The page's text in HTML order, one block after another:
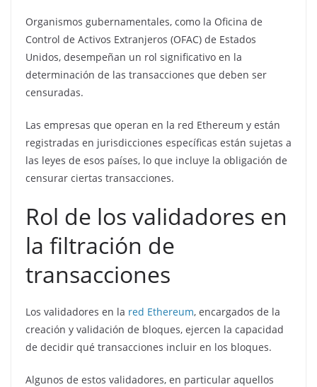
Organismos gubernamentales, como la Oficina de
Control de Activos Extranjeros (OFAC) de Estados
Unidos, desempeñan un rol significativo en la
determinación de las transacciones que deben ser
censuradas.
Las empresas que operan en la red Ethereum y están
registradas en jurisdicciones específicas están sujetas a
las leyes de esos países, lo que incluye la obligación de
censurar ciertas transacciones.
Rol de los validadores en
la filtración de
transacciones
Los validadores en la red Ethereum, encargados de la
creación y validación de bloques, ejercen la capacidad
de decidir qué transacciones incluir en los bloques.
Algunos de estos validadores, en particular aquellos